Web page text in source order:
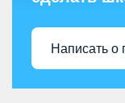
Написать о